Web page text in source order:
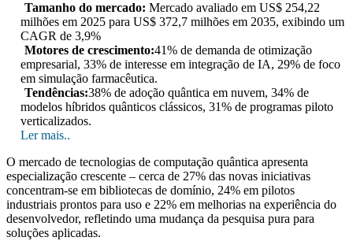
Tamanho do mercado: Mercado avaliado em US$ 254,22
milhões em 2025 para US$ 372,7 milhões em 2035, exibindo um
CAGR de 3,9%
Motores de crescimento:41% de demanda de otimização
empresarial, 33% de interesse em integração de IA, 29% de foco
em simulação farmacêutica.
Tendências:38% de adoção quântica em nuvem, 34% de
modelos híbridos quânticos clássicos, 31% de programas piloto
verticalizados.
Ler mais..
O mercado de tecnologias de computação quântica apresenta
especialização crescente – cerca de 27% das novas iniciativas
concentram-se em bibliotecas de domínio, 24% em pilotos
industriais prontos para uso e 22% em melhorias na experiência do
desenvolvedor, refletindo uma mudança da pesquisa pura para
soluções aplicadas.